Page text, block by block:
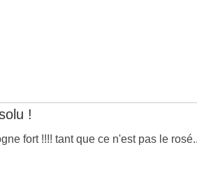
!
fort !!!! tant que ce n'est pas le